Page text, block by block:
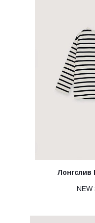
Лонгслив
NEW